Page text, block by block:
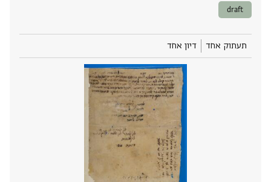
draft
תעתוק אחד דיון אחד